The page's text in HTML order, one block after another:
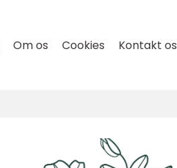
Om os Cookies Kontakt os